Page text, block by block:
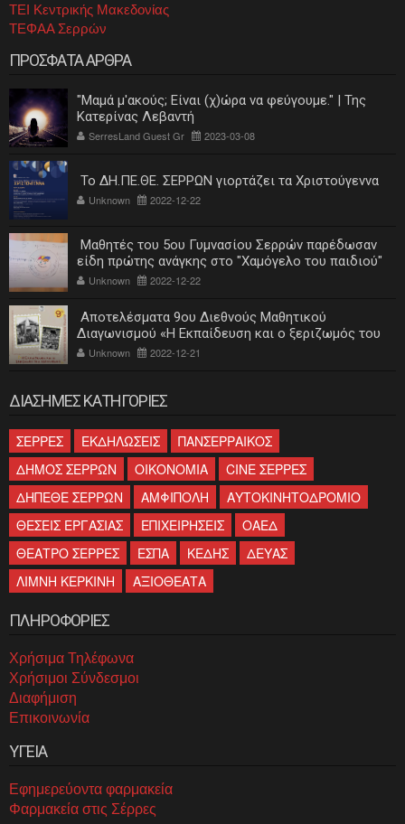
ΤΕΙ Κεντρικής Μακεδονίας
ΤΕΦΑΑ Σερρών
ΠΡΟΣΦΑΤΑ ΑΡΘΡΑ
"Μαμά μ'ακούς; Είναι (χ)ώρα να φεύγουμε." | Της
Κατερίνας Λεβαντή
SerresLand Guest Gr 2023-03-08
Το ΔΗ.ΠΕ.ΘΕ. ΣΕΡΡΩΝ γιορτάζει τα Χριστούγεννα
Unknown 2022-12-22
Μαθητές του 5ου Γυμνασίου Σερρών παρέδωσαν
είδη πρώτης ανάγκης στο "Χαμόγελο του παιδιού"
Unknown 2022-12-22
Αποτελέσματα 9ου Διεθνούς Μαθητικού
Διαγωνισμού «Η Εκπαίδευση και ο ξεριζωμός του
ελληνισμού»
Unknown 2022-12-21
ΔΙΑΣΗΜΕΣ ΚΑΤΗΓΟΡΙΕΣ
ΣΕΡΡΕΣ ΕΚΔΗΛΩΣΕΙΣ
ΠΑΝΣΕΡΡΑΙΚΟΣ
ΔΗΜΟΣ ΣΕΡΡΩΝ
ΟΙΚΟΝΟΜΙΑ
CINE ΣΕΡΡΕΣ
ΔΗΠΕΘΕ ΣΕΡΡΩΝ
ΑΜΦΙΠΟΛΗ
ΑΥΤΟΚΙΝΗΤΟΔΡΟΜΙΟ
ΘΕΣΕΙΣ ΕΡΓΑΣΙΑΣ
ΕΠΙΧΕΙΡΗΣΕΙΣ
ΟΑΕΔ
ΘΕΑΤΡΟ ΣΕΡΡΕΣ
ΕΣΠΑ ΚΕΔΗΣ
ΔΕΥΑΣ
ΛΙΜΝΗ ΚΕΡΚΙΝΗ
ΑΞΙΟΘΕΑΤΑ
ΠΛΗΡΟΦΟΡΙΕΣ
Χρήσιμα Τηλέφωνα
Χρήσιμοι Σύνδεσμοι
Διαφήμιση
Επικοινωνία
ΥΓΕΙΑ
Εφημερεύοντα φαρμακεία
Φαρμακεία στις Σέρρες